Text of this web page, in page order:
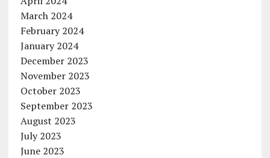
March 2024
February 2024
January 2024
December 2023
November 2023
October 2023
September 2023
August 2023
July 2023
June 2023